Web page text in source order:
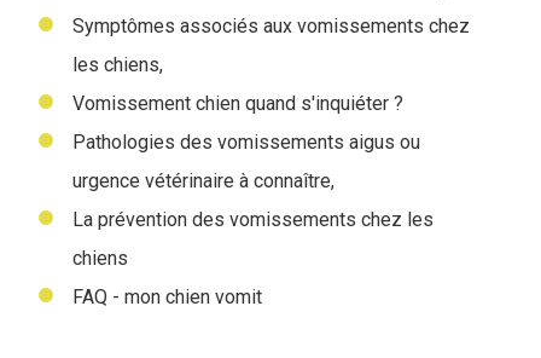
Symptômes associés aux vomissements chez
les chiens,
Vomissement chien quand s'inquiéter ?
Pathologies des vomissements aigus ou
urgence vétérinaire à connaître,
La prévention des vomissements chez les
chiens
FAQ - mon chien vomit